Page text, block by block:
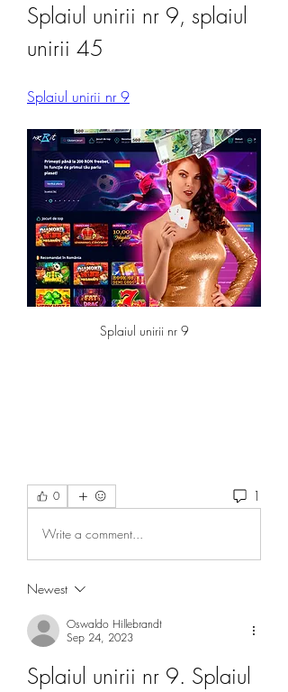
Splaiul unirii nr 9, splaiul
unirii 45
Splaiul unirii nr 9
Splaiul unirii nr 9
0 1
Write a comment...
Newest
Oswaldo Hillebrandt
Sep 24, 2023
Splaiul unirii nr 9. Splaiul